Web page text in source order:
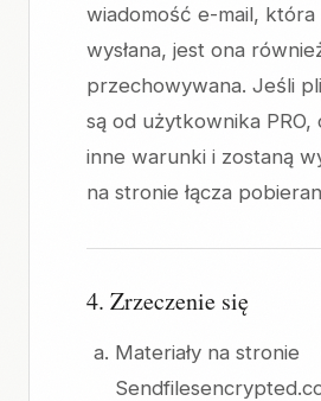
wiadomość e-mail, która
wysłana, jest ona
przechowywana. Jeśli
są od użytkownika PRO,
inne warunki i zostaną
na stronie łącza
4. Zrzeczenie się
Materiały na stronie